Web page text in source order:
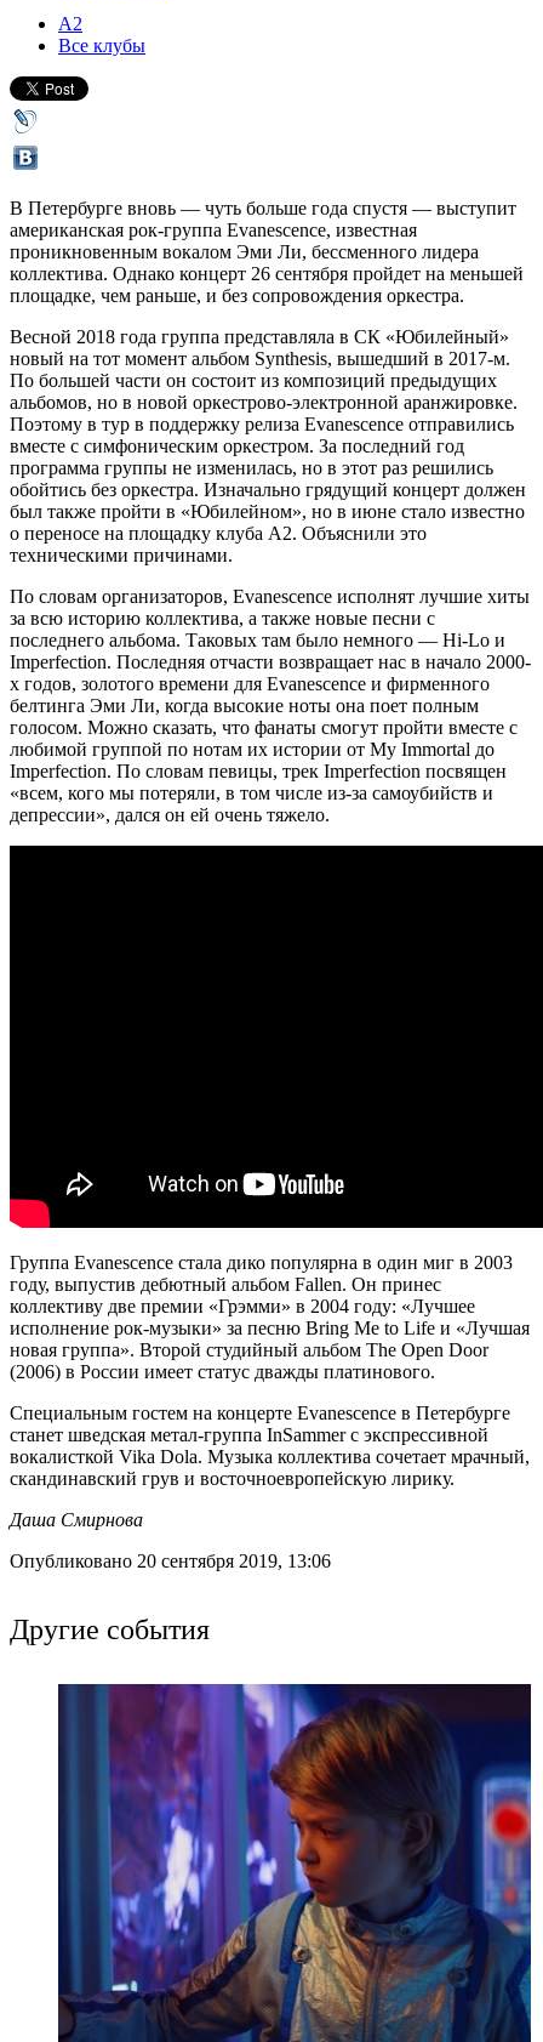
А2
Все клубы
В Петербурге вновь — чуть больше года спустя — выступит
американская рок-группа Evanescence, известная
проникновенным вокалом Эми Ли, бессменного лидера
коллектива. Однако концерт 26 сентября пройдет на меньшей
площадке, чем раньше, и без сопровождения оркестра.
Весной 2018 года группа представляла в СК «Юбилейный»
новый на тот момент альбом Synthesis, вышедший в 2017-м.
По большей части он состоит из композиций предыдущих
альбомов, но в новой оркестрово-электронной аранжировке.
Поэтому в тур в поддержку релиза Evanescence отправились
вместе с симфоническим оркестром. За последний год
программа группы не изменилась, но в этот раз решились
обойтись без оркестра. Изначально грядущий концерт должен
был также пройти в «Юбилейном», но в июне стало известно
о переносе на площадку клуба А2. Объяснили это
техническими причинами.
По словам организаторов, Evanescence исполнят лучшие хиты
за всю историю коллектива, а также новые песни с
последнего альбома. Таковых там было немного — Hi-Lo и
Imperfection. Последняя отчасти возвращает нас в начало 2000-
х годов, золотого времени для Evanescence и фирменного
белтинга Эми Ли, когда высокие ноты она поет полным
голосом. Можно сказать, что фанаты смогут пройти вместе с
любимой группой по нотам их истории от My Immortal до
Imperfection. По словам певицы, трек Imperfection посвящен
«всем, кого мы потеряли, в том числе из-за самоубийств и
депрессии», дался он ей очень тяжело.
Группа Evanescence стала дико популярна в один миг в 2003
году, выпустив дебютный альбом Fallen. Он принес
коллективу две премии «Грэмми» в 2004 году: «Лучшее
исполнение рок-музыки» за песню Bring Me to Life и «Лучшая
новая группа». Второй студийный альбом The Open Door
(2006) в России имеет статус дважды платинового.
Специальным гостем на концерте Evanescence в Петербурге
станет шведская метал-группа InSammer с экспрессивной
вокалисткой Vika Dola. Музыка коллектива сочетает мрачный,
скандинавский грув и восточноевропейскую лирику.
Даша Смирнова
Опубликовано 20 сентября 2019, 13:06
Другие события